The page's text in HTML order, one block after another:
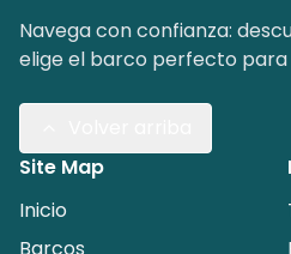
Navega con confianza:
elige el barco perfecto para
Site Map
Inicio